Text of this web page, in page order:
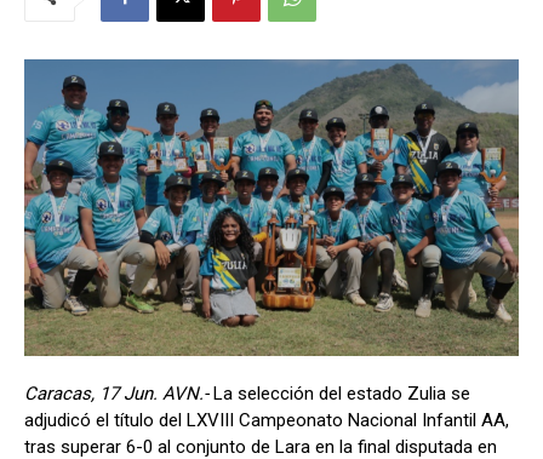
Caracas, 17 Jun. AVN.-La selección del estado Zulia se
adjudicó el título del LXVIII Campeonato Nacional Infantil AA,
tras superar 6-0 al conjunto de Lara en la final disputada en